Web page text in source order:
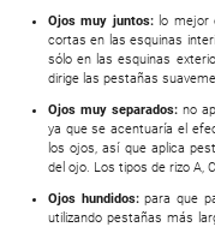
Ojos muy juntos:lo mejor
cortas en las esquinas
sólo en las esquinas
dirige las pestañas
Ojos muy separados:no
ya que se acentuaría el
los ojos, así que aplica
del ojo. Los tipos de rizo A,
Ojos hundidos:para que
utilizando pestañas más